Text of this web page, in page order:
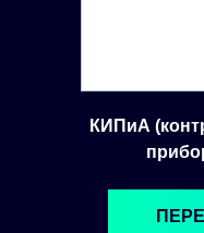
КИПиА